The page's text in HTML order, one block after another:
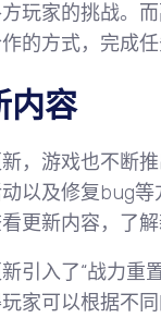
玩家的挑战。
的方式，完成任
内容
，游戏也不断
以及修复bug
更新内容，了解
引入了“战力重
家可以根据不